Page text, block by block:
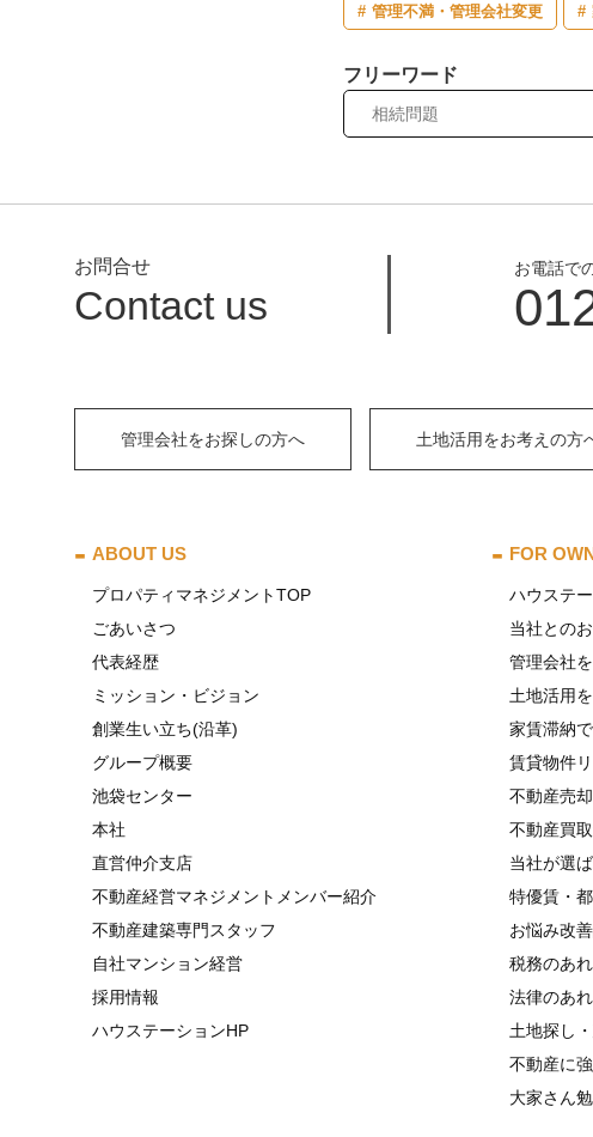
管理不満・管理会社変更
フリーワード
お問合せ
Contact us
お電話で
管理会社をお探しの方へ 土地活用をお考えの方
ABOUT US
プロパティマネジメントTOP
ごあいさつ
代表経歴
ミッション・ビジョン
創業生い立ち(沿革)
グループ概要
池袋センター
本社
直営仲介支店
不動産経営マネジメントメンバー紹介
不動産建築専門スタッフ
自社マンション経営
採用情報
ハウステーションHP
FOR
ハウステ
当社との
管理会社
土地活用
家賃滞納
賃貸物件
不動産売
不動産買
当社が選
特優賃・
お悩み改
税務のあ
法律のあ
土地探し
不動産に
大家さん